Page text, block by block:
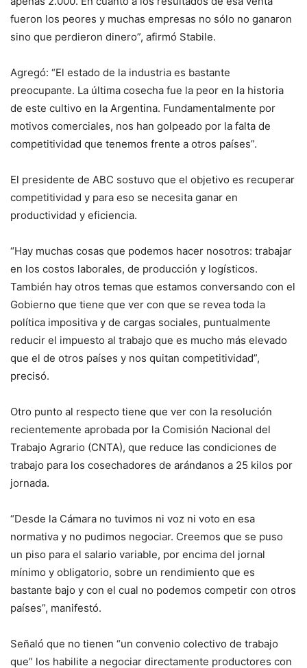
fueron los peores y muchas empresas no sólo no ganaron
sino que perdieron dinero”, afirmó Stabile.
Agregó: “El estado de la industria es bastante
preocupante. La última cosecha fue la peor en la historia
de este cultivo en la Argentina. Fundamentalmente por
motivos comerciales, nos han golpeado por la falta de
competitividad que tenemos frente a otros países”.
El presidente de ABC sostuvo que el objetivo es recuperar
competitividad y para eso se necesita ganar en
productividad y eficiencia.
“Hay muchas cosas que podemos hacer nosotros: trabajar
en los costos laborales, de producción y logísticos.
También hay otros temas que estamos conversando con el
Gobierno que tiene que ver con que se revea toda la
política impositiva y de cargas sociales, puntualmente
reducir el impuesto al trabajo que es mucho más elevado
que el de otros países y nos quitan competitividad”,
precisó.
Otro punto al respecto tiene que ver con la resolución
recientemente aprobada por la Comisión Nacional del
Trabajo Agrario (CNTA), que reduce las condiciones de
trabajo para los cosechadores de arándanos a 25 kilos por
jornada.
“Desde la Cámara no tuvimos ni voz ni voto en esa
normativa y no pudimos negociar. Creemos que se puso
un piso para el salario variable, por encima del jornal
mínimo y obligatorio, sobre un rendimiento que es
bastante bajo y con el cual no podemos competir con otros
países”, manifestó.
Señaló que no tienen “un convenio colectivo de trabajo
que” los habilite a negociar directamente productores con